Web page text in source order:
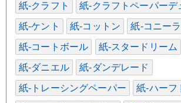
紙-クラフト 紙-クラフトペーパーデ
紙-ケント 紙-コットン 紙-コニー
紙-コートボール 紙-スタードリーム
紙-ダニエル 紙-ダンデレード
紙-トレーシングペーパー 紙-ハーフ